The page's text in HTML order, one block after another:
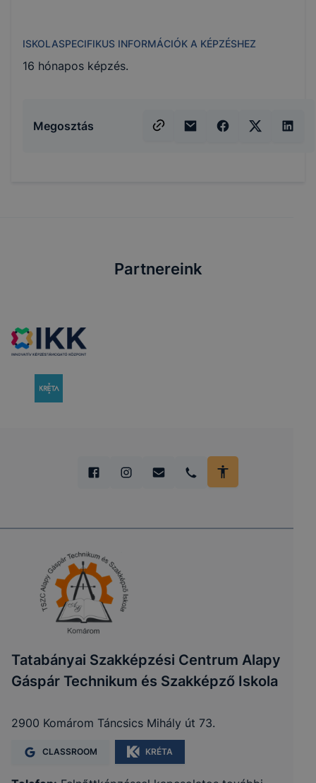
ISKOLASPECIFIKUS INFORMÁCIÓK A KÉPZÉSHEZ
16 hónapos képzés.
Megosztás
Partnereink
Tatabányai Szakképzési Centrum Alapy
Gáspár Technikum és Szakképző Iskola
2900 Komárom Táncsics Mihály út 73.
CLASSROOM KRÉTA